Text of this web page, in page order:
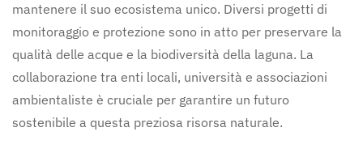
mantenere il suo ecosistema unico. Diversi progetti di
monitoraggio e protezione sono in atto per preservare la
qualità delle acque e la biodiversità della laguna. La
collaborazione tra enti locali, università e associazioni
ambientaliste è cruciale per garantire un futuro
sostenibile a questa preziosa risorsa naturale.